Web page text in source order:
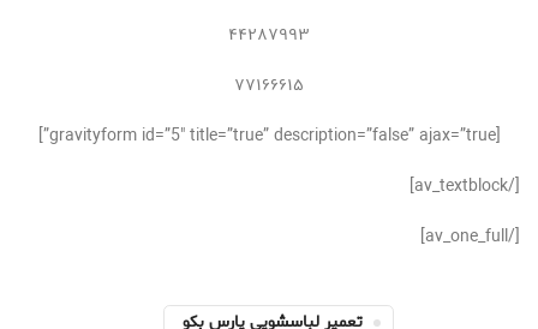
۴۴۲۸۷۹۹۳
۷۷۱۶۶۶۱۵
[gravityform id=”5″ title=”true” description=”false” ajax=”true”]
[/av_textblock]
[/av_one_full]
تعمیر لباسشویی پارس بکو